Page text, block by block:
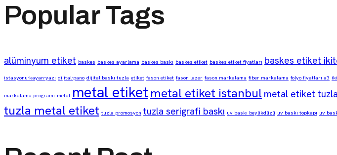
Popular Tags
alüminyum etiket baskes baskes ayarlama baskes baskı baskes etiket baskes etiket fiyatları baskes etiket
istasyonu-kayan-yazı dijital-pano dijital baskı tuzla etiket fason etiket fason lazer fason markalama fiber markalama folyo fiyatları a3
markalama programı metal metal etiket metal etiket istanbul metal etiket tuzla
tuzla metal etiket tuzla promosyon tuzla serigrafi baskı uv baskı beylikdüzü uv baskı topkapı uv